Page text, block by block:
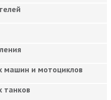
машин и мотоциклов
танков